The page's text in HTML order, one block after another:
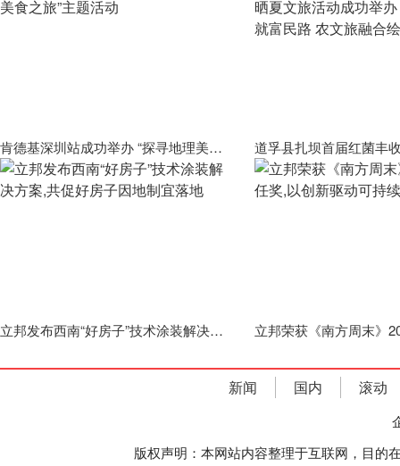
肯德基深圳站成功举办 “探寻地理美食之旅”主题活动
立邦发布西南“好房子”技术涂装解决方案,共促好房子因地制宜落地
新闻 国内 滚动
版权声明：本网站内容整理于互联网，目的